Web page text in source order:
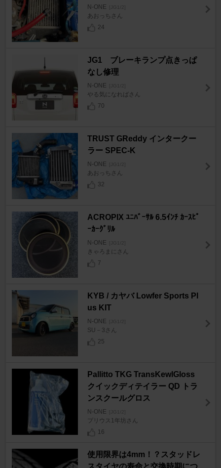
N-ONE [JG1/2]
あおっちさん
24
JG1 ブレーキランプ点きっぱ
なし修理
N-ONE [JG1/2]
やる気になればさん
70
TRUST GReddy インタークー
ラー SPEC-K
N-ONE [JG1/2]
あおっちさん
32
ACROPIX ﾕﾆﾊﾞｰｻﾙ 6.5ｲﾝﾁ ｶｰｽﾋﾟ
ｰｶｰｸﾞﾘﾙ
N-ONE [JG1/2]
きゃろまにさん
7
KYB / カヤバ Lowfer Sports Pl
us KIT
N-ONE [JG1/2]
SU－3さん
25
Pallitto TKG TransKewlGloss
クイックディテイラー QD トラ
ンスクールグロス
N-ONE [JG1/2]
プリウス1年坊さん
16
使用限界は4mm！？スタッドレ
スタイヤの寿命と交換時期につ